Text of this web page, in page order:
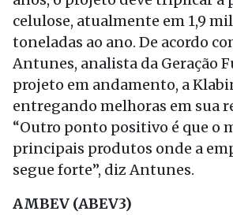
celulose, atualmente em 1,9
toneladas ao ano. De acordo
Antunes, analista da Geração
projeto em andamento, a
entregando melhoras em sua
“Outro ponto positivo é que o
principais produtos onde a
segue forte”, diz Antunes.
AMBEV (ABEV3)